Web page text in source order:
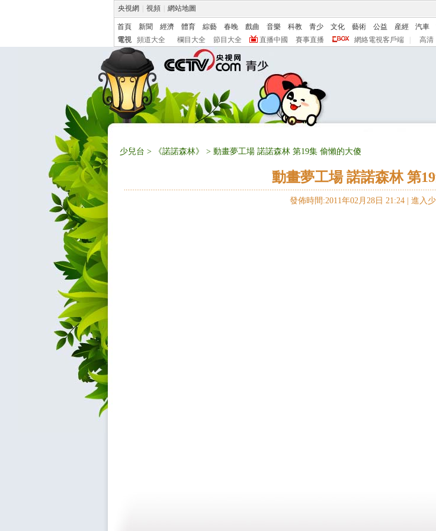
央視網 視頻 網站地圖
首頁 新聞 經濟 體育 綜藝 春晚 戲曲 音樂 科教 青少 文化 藝術 公益 産經 汽車
電視
頻道大全 欄目大全 節目大全 直播中國 賽事直播 網絡電視客戶端 高清
少兒台 > 《諾諾森林》 > 動畫夢工場 諾諾森林 第19集 偷懶的大傻
動畫夢工場 諾諾森林 第
發佈時間:2011年02月28日 21:24 | 進入